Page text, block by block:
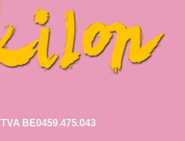
TVA BE0459.475.043